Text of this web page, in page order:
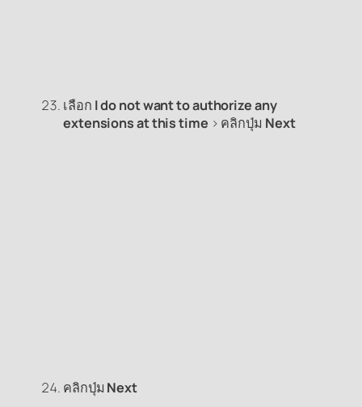
เลือก I do not want to authorize any
extensions at this time > คลิกปุ่ม Next
คลิกปุ่ม Next